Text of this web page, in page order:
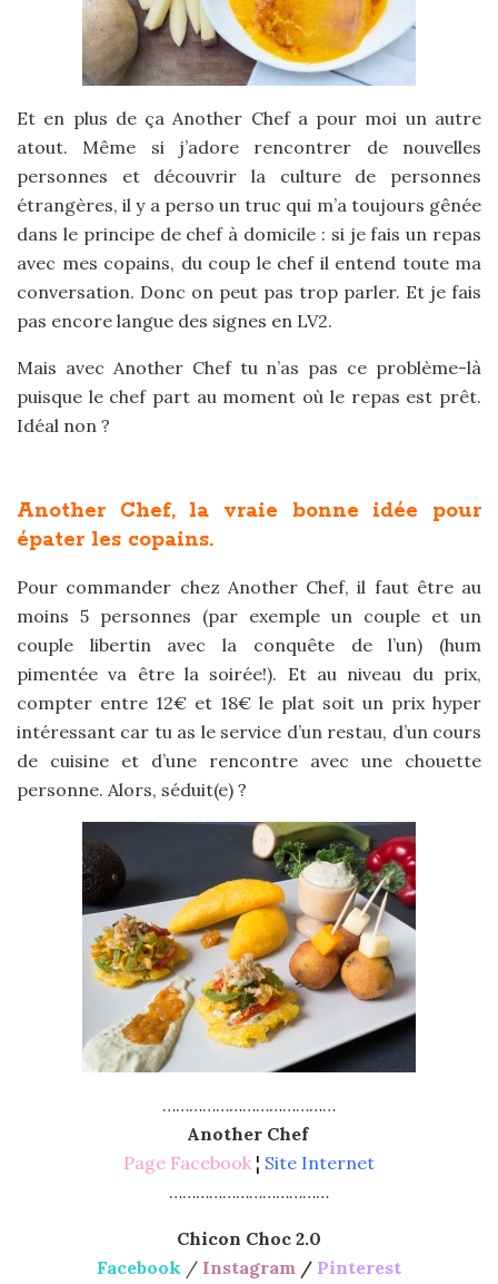
Et en plus de ça Another Chef a pour moi un autre
atout. Même si j’adore rencontrer de nouvelles
personnes et découvrir la culture de personnes
étrangères, il y a perso un truc qui m’a toujours gênée
dans le principe de chef à domicile : si je fais un repas
avec mes copains, du coup le chef il entend toute ma
conversation. Donc on peut pas trop parler. Et je fais
pas encore langue des signes en LV2.
Mais avec Another Chef tu n’as pas ce problème-là
puisque le chef part au moment où le repas est prêt.
Idéal non ?
Another Chef, la vraie bonne idée pour
épater les copains.
Pour commander chez Another Chef, il faut être au
moins 5 personnes (par exemple un couple et un
couple libertin avec la conquête de l’un) (hum
pimentée va être la soirée!). Et au niveau du prix,
compter entre 12€ et 18€ le plat soit un prix hyper
intéressant car tu as le service d’un restau, d’un cours
de cuisine et d’une rencontre avec une chouette
personne. Alors, séduit(e) ?
…………………………………
Another Chef
Page Facebook ¦ Site Internet
………………………………
Chicon Choc 2.0
Facebook / Instagram / Pinterest